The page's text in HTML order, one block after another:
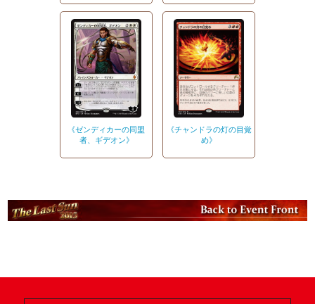
《ゼンディカーの同盟
者、ギデオン》
《チャンドラの灯の目覚
め》